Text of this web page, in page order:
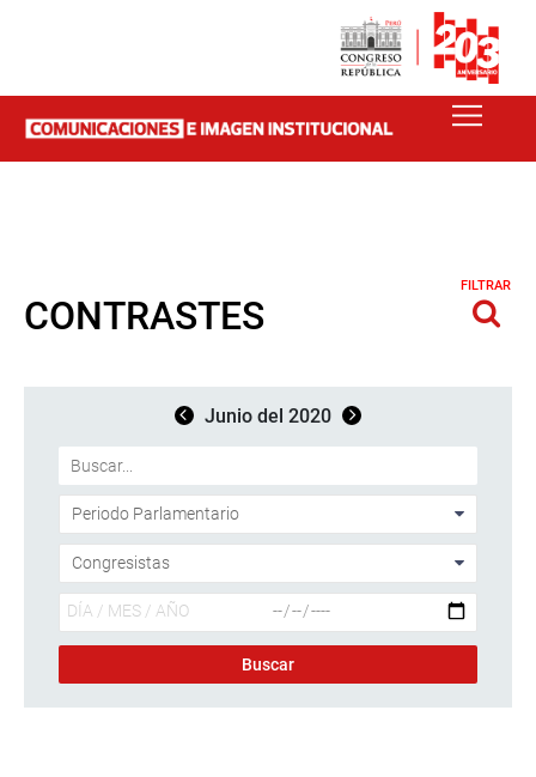
CONTRASTES
FILTRAR
Junio del 2020